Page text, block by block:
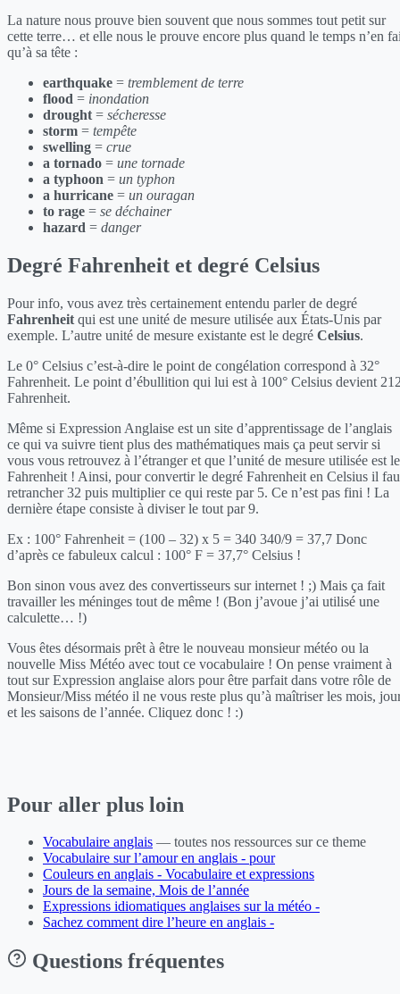
La nature nous prouve bien souvent que nous sommes tout petit sur
cette terre… et elle nous le prouve encore plus quand le temps n’en
qu’à sa tête :
earthquake = tremblement de terre
flood = inondation
drought = sécheresse
storm = tempête
swelling = crue
a tornado = une tornade
a typhoon = un typhon
a hurricane = un ouragan
to rage = se déchainer
hazard = danger
Degré Fahrenheit et degré Celsius
Pour info, vous avez très certainement entendu parler de degré
Fahrenheit qui est une unité de mesure utilisée aux États-Unis par
exemple. L’autre unité de mesure existante est le degré Celsius.
Le 0° Celsius c’est-à-dire le point de congélation correspond à 32°
Fahrenheit. Le point d’ébullition qui lui est à 100° Celsius devient
Fahrenheit.
Même si Expression Anglaise est un site d’apprentissage de l’anglais
ce qui va suivre tient plus des mathématiques mais ça peut servir si
vous vous retrouvez à l’étranger et que l’unité de mesure utilisée est le
Fahrenheit ! Ainsi, pour convertir le degré Fahrenheit en Celsius il
retrancher 32 puis multiplier ce qui reste par 5. Ce n’est pas fini ! La
dernière étape consiste à diviser le tout par 9.
Ex : 100° Fahrenheit = (100 – 32) x 5 = 340 340/9 = 37,7 Donc
d’après ce fabuleux calcul : 100° F = 37,7° Celsius !
Bon sinon vous avez des convertisseurs sur internet ! ;) Mais ça fait
travailler les méninges tout de même ! (Bon j’avoue j’ai utilisé une
calculette… !)
Vous êtes désormais prêt à être le nouveau monsieur météo ou la
nouvelle Miss Météo avec tout ce vocabulaire ! On pense vraiment à
tout sur Expression anglaise alors pour être parfait dans votre rôle de
Monsieur/Miss météo il ne vous reste plus qu’à maîtriser les mois,
et les saisons de l’année. Cliquez donc ! :)
Pour aller plus loin
Vocabulaire anglais — toutes nos ressources sur ce theme
Vocabulaire sur l’amour en anglais - pour
Couleurs en anglais - Vocabulaire et expressions
Jours de la semaine, Mois de l’année
Expressions idiomatiques anglaises sur la météo -
Sachez comment dire l’heure en anglais -
Questions fréquentes